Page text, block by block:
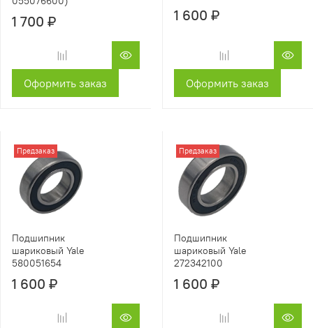
1 700 ₽
Оформить заказ
1 600 ₽
Оформить заказ
Предзаказ
Подшипник
шариковый Yale
580051654
1 600 ₽
Предзаказ
Подшипник
шариковый Yale
272342100
1 600 ₽